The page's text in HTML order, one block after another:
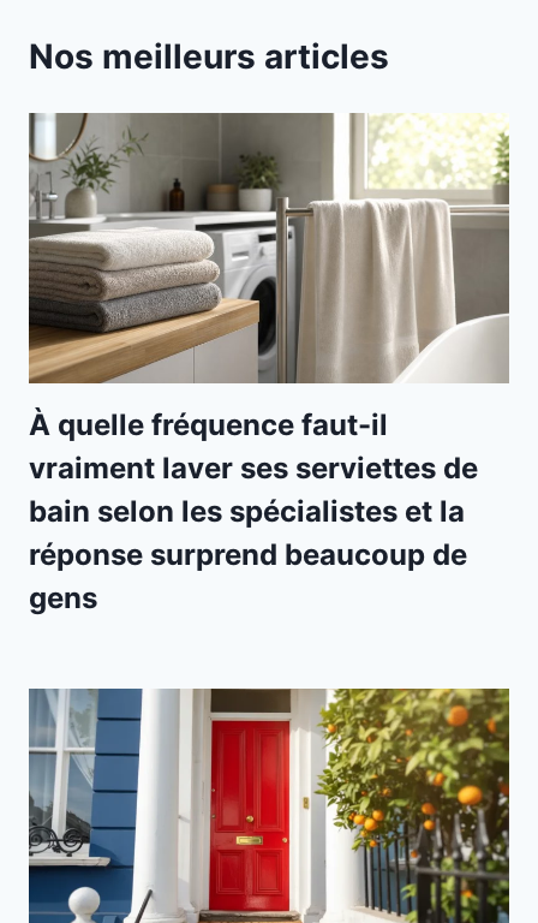
Nos meilleurs articles
À quelle fréquence faut-il
vraiment laver ses serviettes de
bain selon les spécialistes et la
réponse surprend beaucoup de
gens